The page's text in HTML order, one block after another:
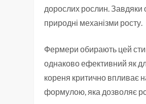
дорослих рослин. Завдяки
природні механізми росту.
Фермери обирають цей
однаково ефективний як
кореня критично впливає
формулою, яка дозволяє